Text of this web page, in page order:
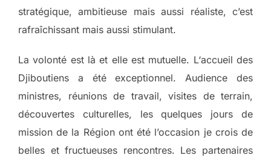
stratégique, ambitieuse mais aussi réaliste, c’est
rafraîchissant mais aussi stimulant.
La volonté est là et elle est mutuelle. L‘accueil des
Djiboutiens a été exceptionnel. Audience des
ministres, réunions de travail, visites de terrain,
découvertes culturelles, les quelques jours de
mission de la Région ont été l’occasion je crois de
belles et fructueuses rencontres. Les partenaires